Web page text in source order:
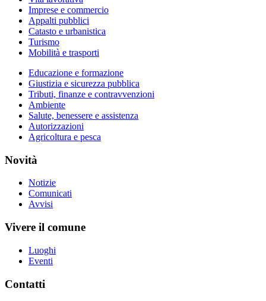
Imprese e commercio
Appalti pubblici
Catasto e urbanistica
Turismo
Mobilità e trasporti
Educazione e formazione
Giustizia e sicurezza pubblica
Tributi, finanze e contravvenzioni
Ambiente
Salute, benessere e assistenza
Autorizzazioni
Agricoltura e pesca
Novità
Notizie
Comunicati
Avvisi
Vivere il comune
Luoghi
Eventi
Contatti